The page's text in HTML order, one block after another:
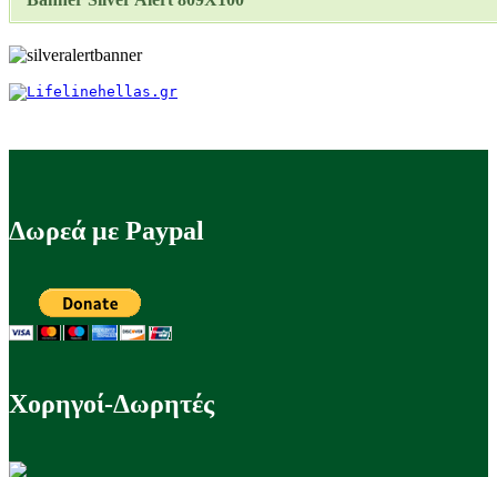
Δωρεά με Paypal
Χορηγοί-Δωρητές